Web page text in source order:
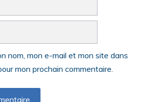
nom, mon e-mail et mon site dans
mon prochain commentaire.